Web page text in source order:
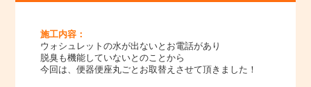
施工内容：
ウォシュレットの水が出ないとお電話があり
脱臭も機能していないとのことから
今回は、便器便座丸ごとお取替えさせて頂きました！